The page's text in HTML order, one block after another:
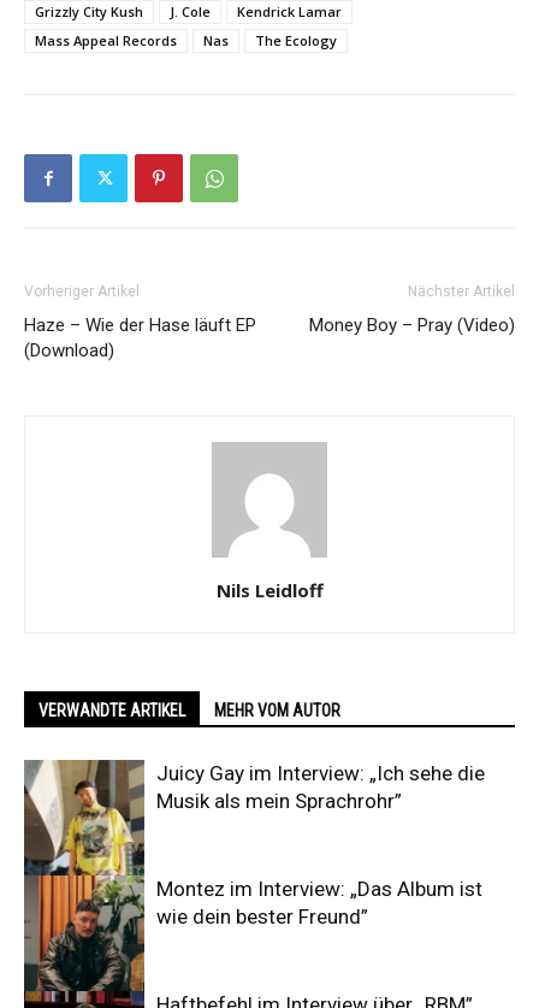
Grizzly City Kush
J. Cole
Kendrick Lamar
Mass Appeal Records
Nas The Ecology
Vorheriger Artikel
Haze – Wie der Hase läuft EP
(Download)
Nächster Artikel
Money Boy – Pray (Video)
Nils Leidloff
VERWANDTE ARTIKEL MEHR VOM AUTOR
Juicy Gay im Interview: „Ich sehe die
Musik als mein Sprachrohr”
Montez im Interview: „Das Album ist
wie dein bester Freund”